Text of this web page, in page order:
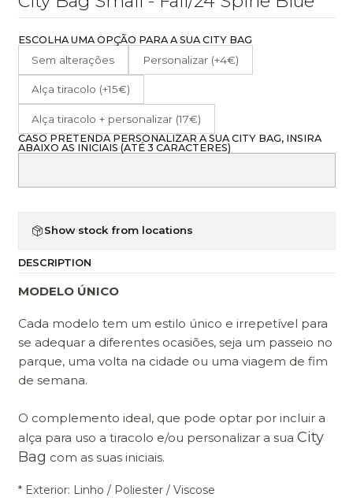
ESCOLHA UMA OPÇÃO PARA A SUA CITY BAG
Sem alterações Personalizar (+4€)
Alça tiracolo (+15€)
Alça tiracolo + personalizar (17€)
CASO PRETENDA PERSONALIZAR A SUA CITY BAG, INSIRA
ABAIXO AS INICIAIS (ATÉ 3 CARACTERES)
Show stock from locations
DESCRIPTION
MODELO ÚNICO
Cada modelo tem um estilo único e irrepetível para
se adequar a diferentes ocasiões, seja um passeio no
parque, uma volta na cidade ou uma viagem de fim
de semana.
O complemento ideal, que pode optar por incluir a
alça para uso a tiracolo e/ou personalizar a sua City
Bag com as suas iniciais.
* Exterior: Linho / Poliester / Viscose